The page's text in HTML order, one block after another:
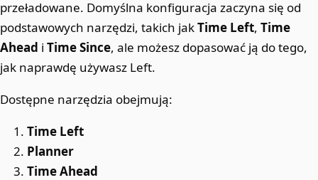
przeładowane. Domyślna konfiguracja zaczyna się od
podstawowych narzędzi, takich jakTime Left, Time
Ahead i Time Since, ale możesz dopasować ją do tego,
jak naprawdę używasz Left.
Dostępne narzędzia obejmują:
Time Left
Planner
Time Ahead